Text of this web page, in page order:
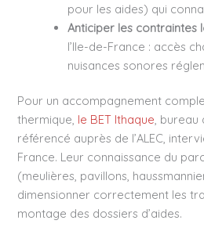
pour les aides) qui
Anticiper les contraintes
l’Ile-de-France : accès
nuisances sonores
Pour un accompagnement
thermique, le BET Ithaque, bureau
référencé auprès de l’ALEC,
France. Leur connaissance du
(meulières, pavillons,
dimensionner correctement les
montage des dossiers d’aides.